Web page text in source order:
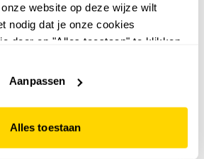
website op deze wijze wilt
nodig dat je onze cookies
door op "Alles toestaan" te klikken.
functioneert.
Aanpassen
Alles toestaan